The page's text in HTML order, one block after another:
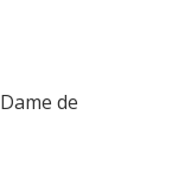
de